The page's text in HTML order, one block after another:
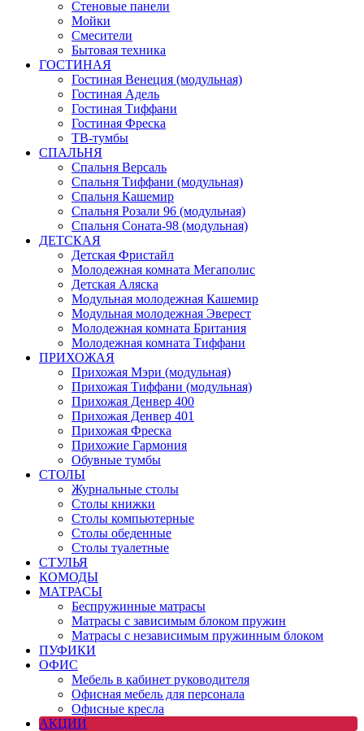
Стеновые панели
Мойки
Смесители
Бытовая техника
ГОСТИНАЯ
Гостиная Венеция (модульная)
Гостиная Адель
Гостиная Тиффани
Гостиная Фреска
ТВ-тумбы
СПАЛЬНЯ
Спальня Версаль
Спальня Тиффани (модульная)
Спальня Кашемир
Спальня Розали 96 (модульная)
Спальня Соната-98 (модульная)
ДЕТСКАЯ
Детская Фристайл
Молодежная комната Мегаполис
Детская Аляска
Модульная молодежная Кашемир
Модульная молодежная Эверест
Молодежная комната Британия
Молодежная комната Тиффани
ПРИХОЖАЯ
Прихожая Мэри (модульная)
Прихожая Тиффани (модульная)
Прихожая Денвер 400
Прихожая Денвер 401
Прихожая Фреска
Прихожие Гармония
Обувные тумбы
СТОЛЫ
Журнальные столы
Столы книжки
Столы компьютерные
Столы обеденные
Столы туалетные
СТУЛЬЯ
КОМОДЫ
МАТРАСЫ
Беспружинные матрасы
Матрасы с зависимым блоком пружин
Матрасы с независимым пружинным блоком
ПУФИКИ
ОФИС
Мебель в кабинет руководителя
Офисная мебель для персонала
Офисные кресла
АКЦИИ